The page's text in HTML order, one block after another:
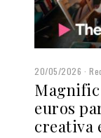
20/05/2026
Magnific
euros
creativa